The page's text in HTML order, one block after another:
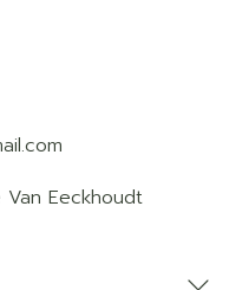
Van Eeckhoudt